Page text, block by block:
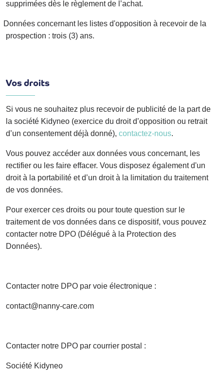
supprimées dès le règlement de l’achat.
Données concernant les listes d'opposition à recevoir de la
prospection : trois (3) ans.
Vos droits
Si vous ne souhaitez plus recevoir de publicité de la part de
la société Kidyneo (exercice du droit d’opposition ou retrait
d’un consentement déjà donné), contactez-nous.
Vous pouvez accéder aux données vous concernant, les
rectifier ou les faire effacer. Vous disposez également d'un
droit à la portabilité et d’un droit à la limitation du traitement
de vos données.
Pour exercer ces droits ou pour toute question sur le
traitement de vos données dans ce dispositif, vous pouvez
contacter notre DPO (Délégué à la Protection des
Données).
Contacter notre DPO par voie électronique :
contact@nanny-care.com
Contacter notre DPO par courrier postal :
Société Kidyneo